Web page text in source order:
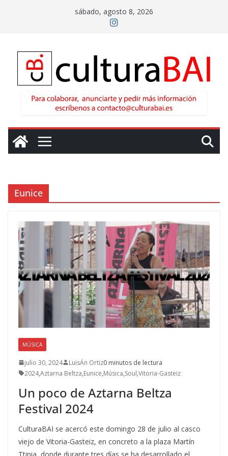
sábado, agosto 8, 2026
Eunice
MÚSICA
julio 30, 2024 LuisÁn Ortiz0 minutos de lectura
2024,Aztarna Beltza,Eunice,Música,Soul,Vitoria-Gasteiz
Un poco de Aztarna Beltza
Festival 2024
CulturaBAI se acercó este domingo 28 de julio al casco
viejo de Vitoria-Gasteiz, en concreto a la plaza Martín